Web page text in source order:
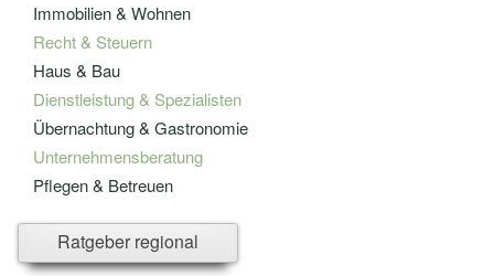
Immobilien & Wohnen
Recht & Steuern
Haus & Bau
Dienstleistung & Spezialisten
Übernachtung & Gastronomie
Unternehmensberatung
Pflegen & Betreuen
Versicherung - u. Finanzwesen
Ratgeber regional